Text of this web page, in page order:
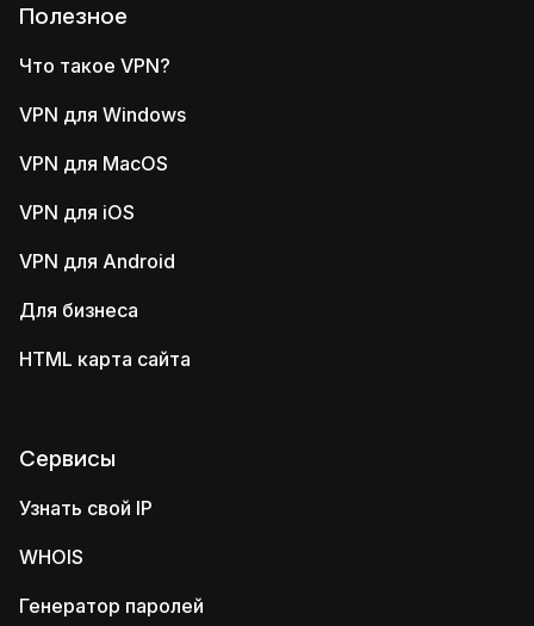
Полезное
Что такое VPN?
VPN для Windows
VPN для MacOS
VPN для iOS
VPN для Android
Для бизнеса
HTML карта сайта
Сервисы
Узнать свой IP
WHOIS
Генератор паролей